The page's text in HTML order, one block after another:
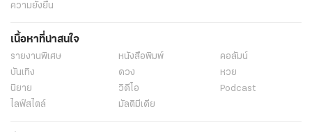
ความยั่งยืน
เนื้อหาที่น่าสนใจ
รายงานพิเศษ หนังสือพิมพ์
คอลัมน์
บันเทิง
ดวง
หวย
นิยาย
วิดีโอ
Podcast
ไลฟ์สไตล์
มัลติมีเดีย